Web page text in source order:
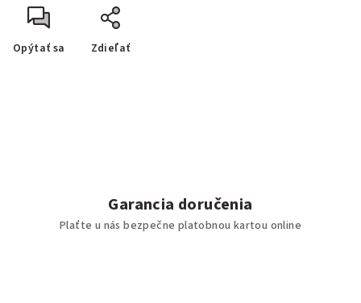
Opýtať sa Zdieľať
Garancia doručenia
Plaťte u nás bezpečne platobnou kartou online